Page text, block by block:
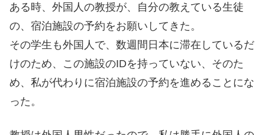
ある時、外国人の教授が、自分の教えている生徒
の、宿泊施設の予約をお願いしてきた。
その学生も外国人で、数週間日本に滞在しているだ
けのため、この施設のIDを持っていない、そのた
め、私が代わりに宿泊施設の予約を進めることにな
った。